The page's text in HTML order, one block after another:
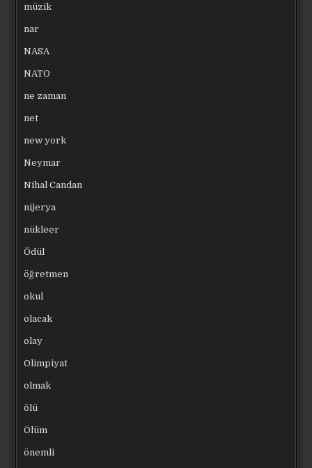
müzik
nar
NASA
NATO
ne zaman
net
new york
Neymar
Nihal Candan
nijerya
nükleer
Ödül
öğretmen
okul
olacak
olay
Olimpiyat
olmak
ölü
Ölüm
önemli